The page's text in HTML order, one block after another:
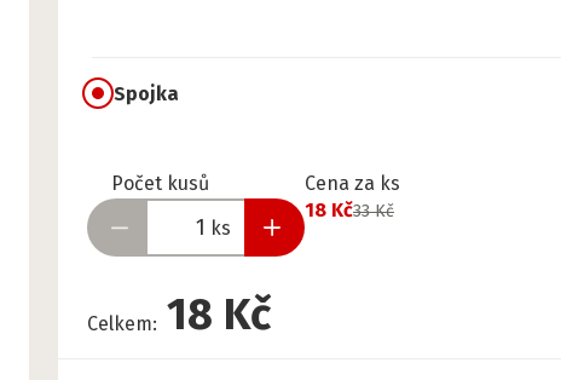
Spojka
Počet kusů
ks
Připraveno
Cena za ks
18 Kč33 Kč
Celkem: 18 Kč